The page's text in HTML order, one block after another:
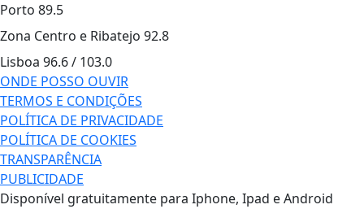
Porto 89.5
Zona Centro e Ribatejo 92.8
Lisboa 96.6 / 103.0
ONDE POSSO OUVIR
TERMOS E CONDIÇÕES
POLÍTICA DE PRIVACIDADE
POLÍTICA DE COOKIES
TRANSPARÊNCIA
PUBLICIDADE
Disponível gratuitamente para Iphone, Ipad e Android